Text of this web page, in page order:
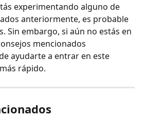
experimentando alguno de
anteriormente, es probable
Sin embargo, si aún no estás en
mencionados
ayudarte a entrar en este
rápido.